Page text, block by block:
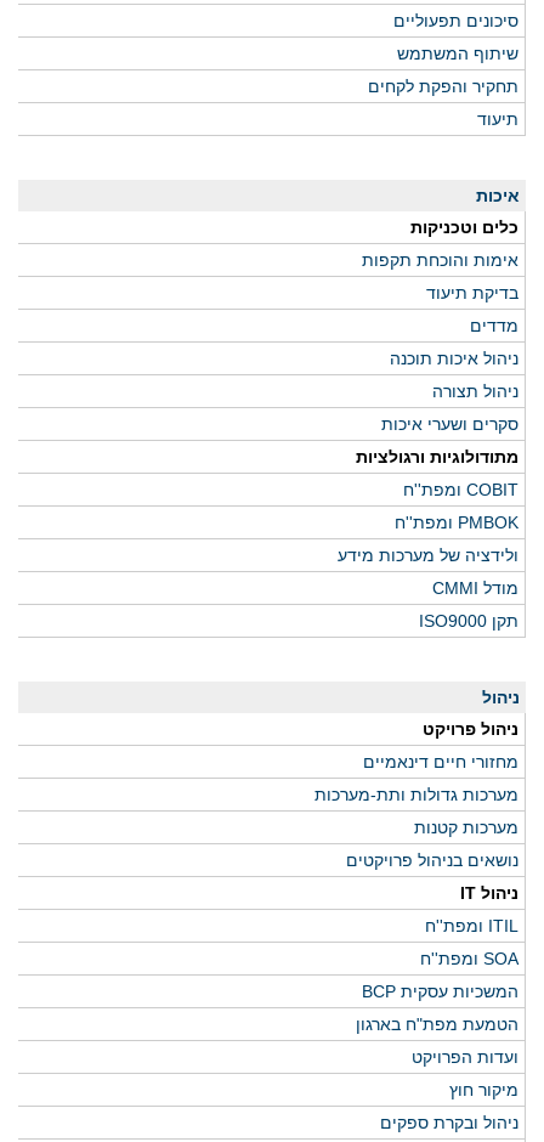
סיכונים תפעוליים
שיתוף המשתמש
תחקיר והפקת לקחים
תיעוד
איכות
כלים וטכניקות
אימות והוכחת תקפות
בדיקת תיעוד
מדדים
ניהול איכות תוכנה
ניהול תצורה
סקרים ושערי איכות
מתודולוגיות ורגולציות
COBIT ומפת''ח
PMBOK ומפת''ח
ולידציה של מערכות מידע
מודל CMMI
תקן ISO9000
ניהול
ניהול פרויקט
מחזורי חיים דינאמיים
מערכות גדולות ותת-מערכות
מערכות קטנות
נושאים בניהול פרויקטים
ניהול IT
ITIL ומפת''ח
SOA ומפת''ח
המשכיות עסקית BCP
הטמעת מפת"ח בארגון
ועדות הפרויקט
מיקור חוץ
ניהול ובקרת ספקים